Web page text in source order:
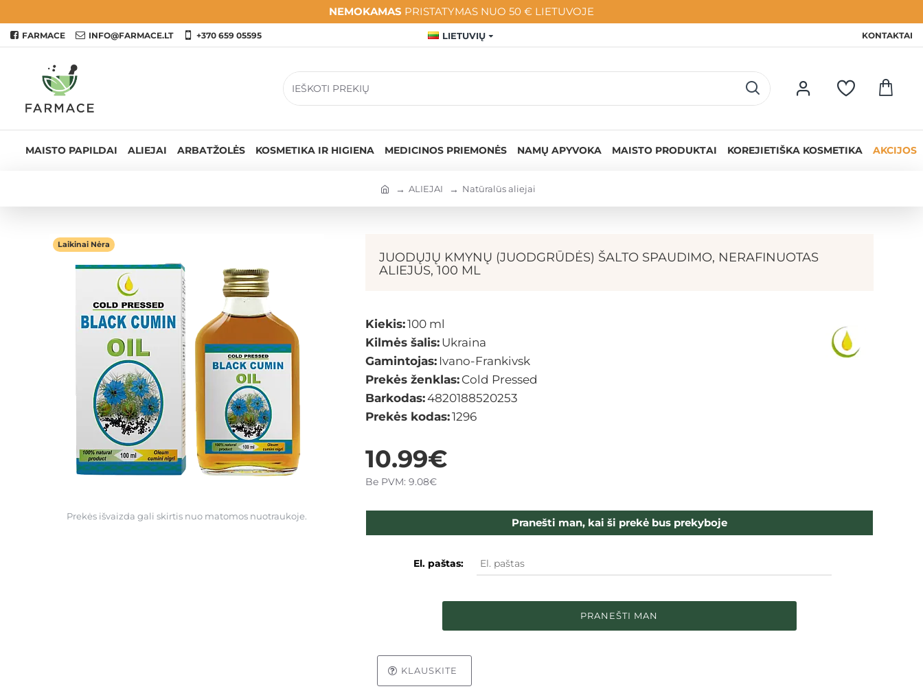
NEMOKAMAS PRISTATYMAS NUO 50 € LIETUVOJE
FARMACE INFO@FARMACE.LT +370 659 05595 LIETUVIŲ KONTAKTAI
MAISTO PAPILDAI ALIEJAI ARBATŽOLĖS KOSMETIKA IR HIGIENA MEDICINOS PRIEMONĖS NAMŲ APYVOKA MAISTO PRODUKTAI KOREJIETIŠKA KOSMETIKA AKCIJOS
ALIEJAI Natūralūs aliejai
Laikinai Nėra
Prekės išvaizda gali skirtis nuo matomos nuotraukoje.
JUODŲJŲ KMYNŲ (JUODGRŪDĖS) ŠALTO SPAUDIMO, NERAFINUOTAS
ALIEJUS, 100 ML
Kiekis:100 ml
Kilmės šalis: Ukraina
Gamintojas: Ivano-Frankivsk
Prekės ženklas: Cold Pressed
Barkodas:4820188520253
Prekės kodas:1296
10.99€
Be PVM: 9.08€
Pranešti man, kai ši prekė bus prekyboje
El. paštas:
PRANEŠTI MAN
KLAUSKITE